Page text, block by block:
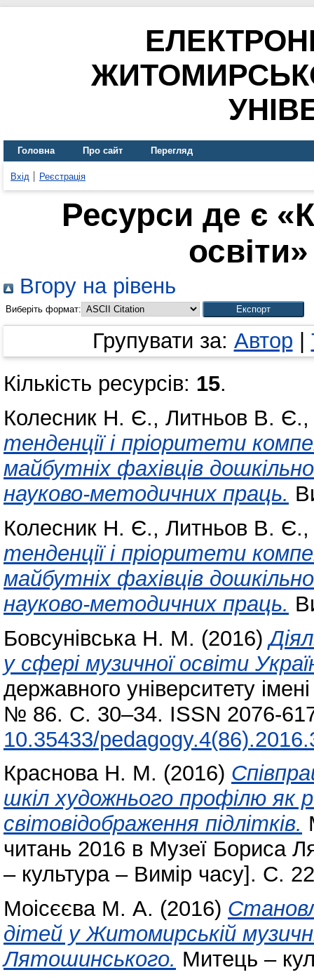
Головна Про сайт Перегляд
Вхід Реєстрація
Ресурси де є
Вгору на рівень
Виберіть формат:
Групувати за: Автор
Кількість ресурсів: 15.
Колесник Н. Є., Литньов В. Є.
тенденції і пріоритети
майбутніх фахівців
науково-методичних праць.
Колесник Н. Є., Литньов В. Є.
тенденції і пріоритети
майбутніх фахівців
науково-методичних праць.
Бовсунівська Н. М. (2016)
у сфері музичної освіти
державного університету
№ 86. С. 30–34. ISSN 2076-
10.35433/
Краснова Н. М. (2016)
шкіл художнього профілю як
світовідображення підлітків.
читань 2016 в Музеї Бориса
– культура – Вимір часу]. С.
Моісєєва М. А. (2016)
дітей у Житомирській
Лятошинського. Митець –